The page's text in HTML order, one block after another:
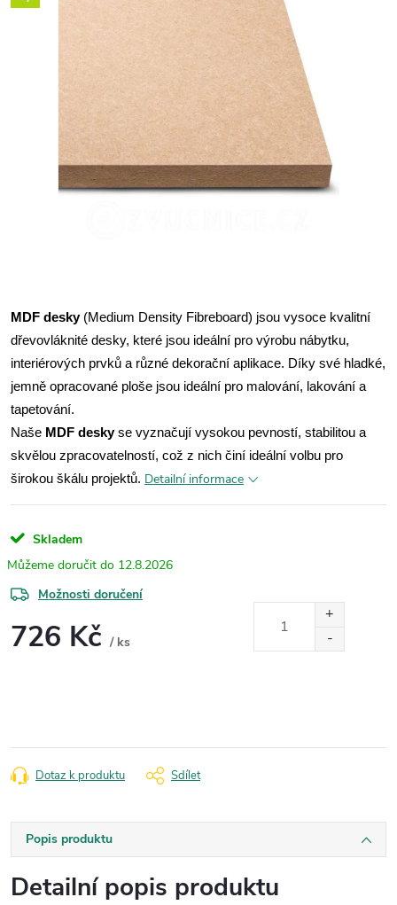
MDF desky(Medium Density Fibreboard) jsou vysoce kvalitní
dřevovláknité desky, které jsou ideální pro výrobu nábytku,
interiérových prvků a různé dekorační aplikace. Díky své hladké,
jemně opracované ploše jsou ideální pro malování, lakování a
tapetování.
Naše MDF deskyse vyznačují vysokou pevností, stabilitou a
skvělou zpracovatelností, což z nich činí ideální volbu pro
širokou škálu projektů. Detailní informace
Skladem
12.8.2026
Možnosti doručení
726 Kč / ks
Dotaz k produktu Sdílet
Popis produktu
Detailní popis produktu